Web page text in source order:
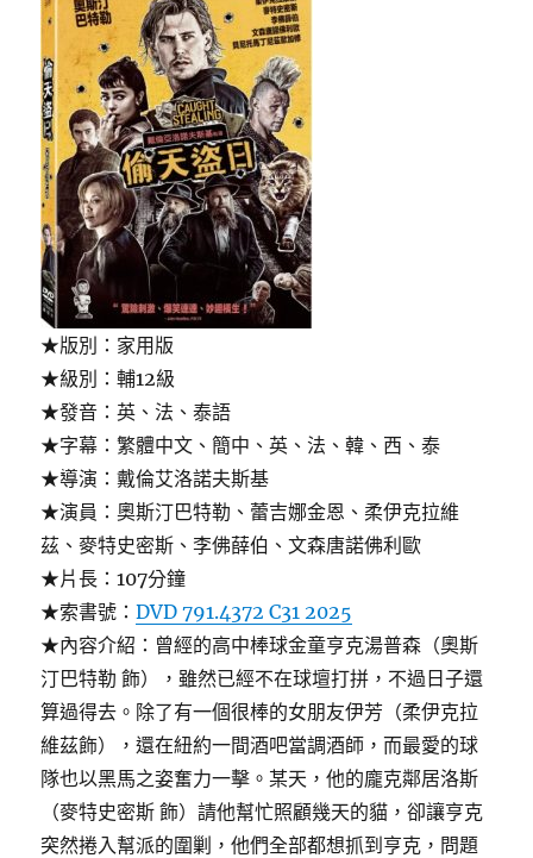
★版別：家用版
★級別：輔12級
★發音：英、法、泰語
★字幕：繁體中文、簡中、英、法、韓、西、泰
★導演：戴倫艾洛諾夫斯基
★演員：奧斯汀巴特勒、蕾吉娜金恩、柔伊克拉維
茲、麥特史密斯、李佛薛伯、文森唐諾佛利歐
★片長：107分鐘
★索書號：DVD 791.4372 C31 2025
★內容介紹：曾經的高中棒球金童亨克湯普森（奧斯
汀巴特勒 飾），雖然已經不在球壇打拼，不過日子還
算過得去。除了有一個很棒的女朋友伊芳（柔伊克拉
維茲飾），還在紐約一間酒吧當調酒師，而最愛的球
隊也以黑馬之姿奮力一擊。某天，他的龐克鄰居洛斯
（麥特史密斯 飾）請他幫忙照顧幾天的貓，卻讓亨克
突然捲入幫派的圍剿，他們全部都想抓到亨克，問題